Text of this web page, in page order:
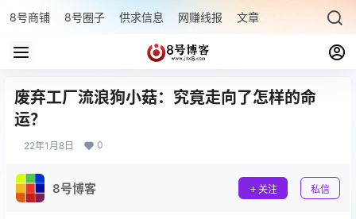
8号商铺 8号圈子 供求信息 网赚线报 文章专题 最新文章
废弃工厂流浪狗小菇：究竟走向了怎样的命
运？
22年1月8日 0
8号博客 关注 私信